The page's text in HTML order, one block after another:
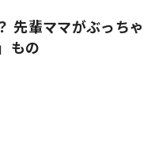
先輩ママがぶっちゃ
もの